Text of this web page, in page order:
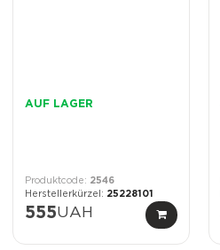
AUF LAGER
2546
25228101
555UAH